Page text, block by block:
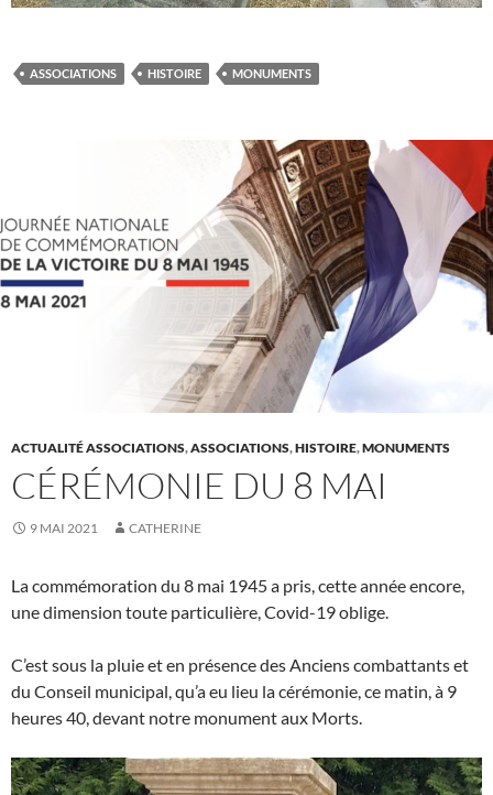
ASSOCIATIONS HISTOIRE MONUMENTS
ACTUALITÉ ASSOCIATIONS,ASSOCIATIONS,HISTOIRE,MONUMENTS
CÉRÉMONIE DU 8 MAI
9 MAI 2021 CATHERINE
La commémoration du 8 mai 1945 a pris, cette année encore,
une dimension toute particulière, Covid-19 oblige.
C’est sous la pluie et en présence des Anciens combattants et
du Conseil municipal, qu’a eu lieu la cérémonie, ce matin, à 9
heures 40, devant notre monument aux Morts.